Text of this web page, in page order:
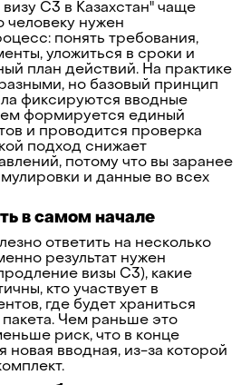
C3 в Казахстан" чаще
человеку нужен
понять требования,
уложиться в сроки и
план действий. На практике
но базовый принцип
фиксируются вводные
формируется единый
и проводится проверка
подход снижает
потому что вы заранее
и данные во всех
в самом начале
ответить на несколько
результат нужен
визы C3), какие
кто участвует в
где будет храниться
Чем раньше это
риск, что в конце
новая вводная, из-за которой